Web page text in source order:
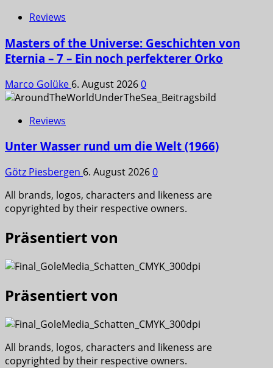
Reviews
Masters of the Universe: Geschichten von
Eternia – 7 – Ein noch perfekterer Orko
Marco Golüke 6. August 20260
Reviews
Unter Wasser rund um die Welt (1966)
Götz Piesbergen 6. August 20260
All brands, logos, characters and likeness are
copyrighted by their respective owners.
Präsentiert von
Präsentiert von
All brands, logos, characters and likeness are
copyrighted by their respective owners.